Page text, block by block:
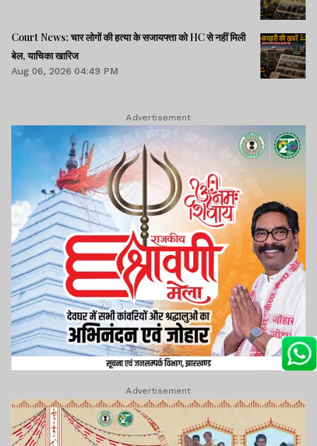
Court News: चार लोगों की हत्या के सजायफ्ता को HC से नहीं मिली
बेल, याचिका खारिज
Aug 06, 2026 04:49 PM
Advertisement
Advertisement